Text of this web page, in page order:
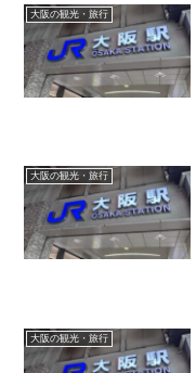
大阪の観光・旅行
大阪の観光・旅行
大阪の観光・旅行